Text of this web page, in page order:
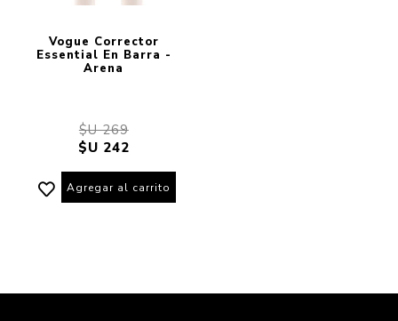
Vogue Corrector
Essential En Barra -
Arena
$U 269
$U 242
Agregar al carrito